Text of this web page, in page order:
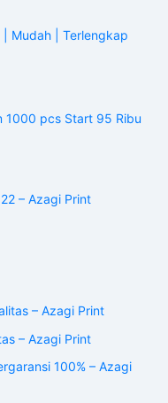
| Mudah | Terlengkap
1000 pcs Start 95 Ribu
– Azagi Print
– Azagi Print
– Azagi Print
100% – Azagi